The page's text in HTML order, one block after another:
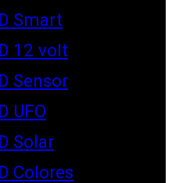
Smart
12 volt
Sensor
UFO
Solar
Colores